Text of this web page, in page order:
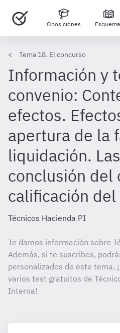
Oposiciones
Tema 18. El concurso
Información y
convenio:
efectos.
apertura de la
liquidación.
conclusión del
calificación del
Técnicos Hacienda PI
Te damos información sobre
Además, si te suscribes,
personalizados de este tema.
varios test gratuitos de
Interna!